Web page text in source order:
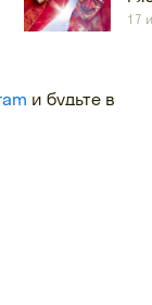
17
и будьте в